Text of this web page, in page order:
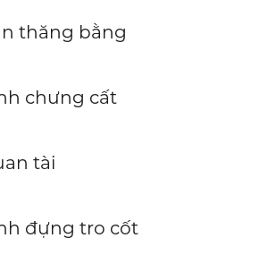
thăng bằng
chưng cất
tài
đựng tro cốt